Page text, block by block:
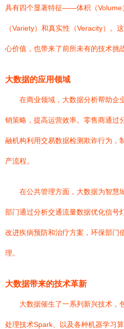
具有四个显著特征——体积（Volume
（Variety）和真实性（Veracity）。
心价值，也带来了前所未有的技术挑战
大数据的应用领域
在商业领域，大数据分析帮助企
销策略，提高运营效率。零售商通过
融机构利用交易数据检测欺诈行为，
产流程。
在公共管理方面，大数据为智慧
部门通过分析交通流量数据优化信号
改进疾病预防和治疗方案，环保部门
理。
大数据带来的技术革新
大数据催生了一系列新兴技术，
处理技术Spark、以及各种机器学习